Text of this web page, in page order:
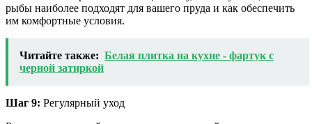
рыбы наиболее подходят для вашего пруда и как обеспечить
им комфортные условия.
Читайте также: Белая плитка на кухне - фартук с
черной затиркой
Шаг 9: Регулярный уход